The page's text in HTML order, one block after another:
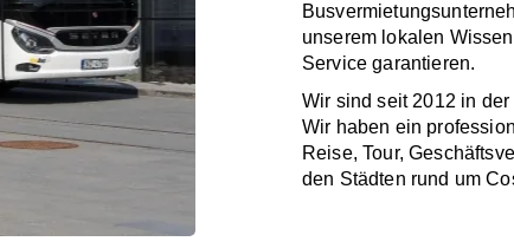
unserem lokalen
Service garantieren.
Wir sind seit 2012 in der
Wir haben ein
Reise, Tour,
den Städten rund um